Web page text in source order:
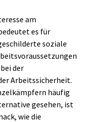
am
es für
soziale
der
Arbeitssicherheit.
häufig
gesehen, ist
wie die